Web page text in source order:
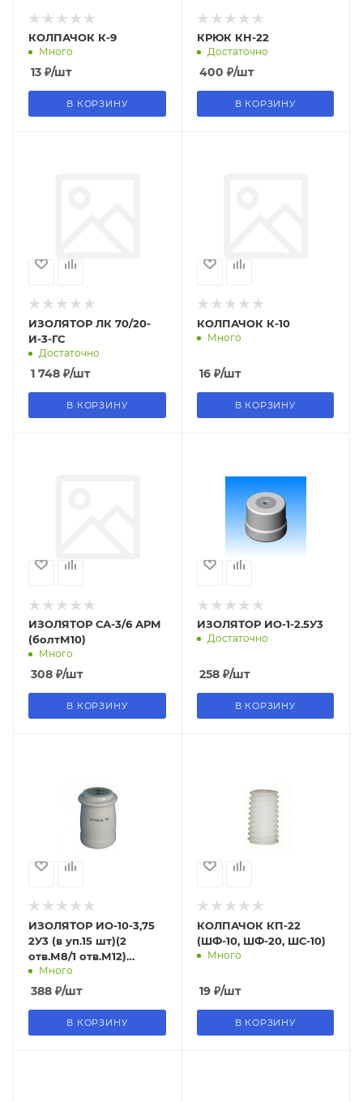
КОЛПАЧОК К-9
Много
13 ₽/шт
В КОРЗИНУ
КРЮК КН-22
Достаточно
400 ₽/шт
В КОРЗИНУ
ИЗОЛЯТОР ЛК 70/20-
И-3-ГС
Достаточно
1 748 ₽/шт
В КОРЗИНУ
КОЛПАЧОК К-10
Много
16₽/шт
В КОРЗИНУ
ИЗОЛЯТОР СА-3/6 АРМ
(болтМ10)
Много
308 ₽/шт
В КОРЗИНУ
ИЗОЛЯТОР ИО-1-2.5У3
Достаточно
258₽/шт
В КОРЗИНУ
ИЗОЛЯТОР ИО-10-3,75
2У3 (в уп.15 шт)(2
отв.М8/1 отв.М12)
опорный керамика
Много
388 ₽/шт
В КОРЗИНУ
КОЛПАЧОК КП-22
(ШФ-10, ШФ-20, ШС-10)
Много
19₽/шт
В КОРЗИНУ